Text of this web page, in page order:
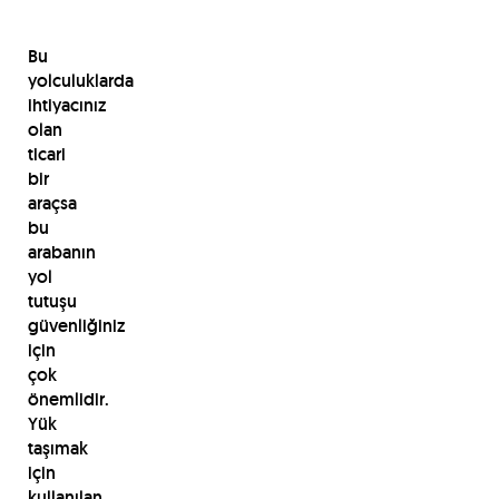
Bu
yolculuklarda
ihtiyacınız
olan
ticari
bir
araçsa
bu
arabanın
yol
tutuşu
güvenliğiniz
için
çok
önemlidir.
Yük
taşımak
için